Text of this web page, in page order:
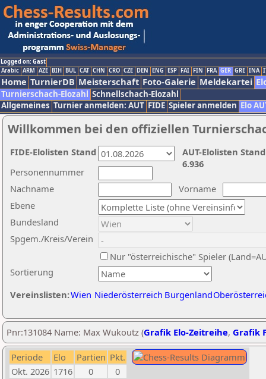
Logged on: Gast
Arabic ARM AZE BIH BUL CAT CHN CRO CZE DEN ENG ESP FAI FIN FRA GER GRE INA
Home TurnierDB Meisterschaft Foto-Galerie Meldekartei
Turnierschach-Elozahl Schnellschach-Elozahl
Allgemeines Turnier anmelden: AUT FIDE Spieler anmelden Elo
Willkommen bei den offiziellen
Nachname
Vorname
Ebene
Sortierung
Personennummer
Bundesland
Spgem./Kreis/Verein
Nur "österreichische" Spieler
Vereinslisten:Wien Niederösterreich Burgenland
AUT-Elolisten
6.936
FIDE-Elolisten Stand
Pnr:131084 Name: Max Wukoutz (Grafik Elo-Zeitreihe, Grafik
Periode Elo Partien Pkt.
Okt. 2026 1716 0
0